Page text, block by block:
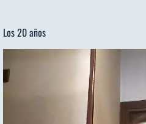
Los 20 años
de
vídeo